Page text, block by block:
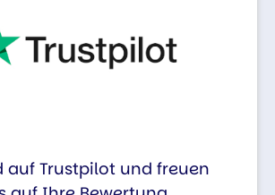
auf Trustpilot und freuen